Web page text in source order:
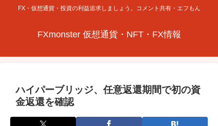
FX・仮想通貨・投資の利益追求しましょう。コメント共有・エフもん
FXmonster 仮想通貨・NFT・FX情報
ハイパーブリッジ、任意返還期間で初の資
金返還を確認